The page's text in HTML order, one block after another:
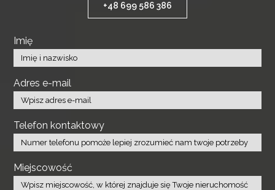
+48 699 586 386
Imię
Adres e-mail
Telefon kontaktowy
Miejscowość